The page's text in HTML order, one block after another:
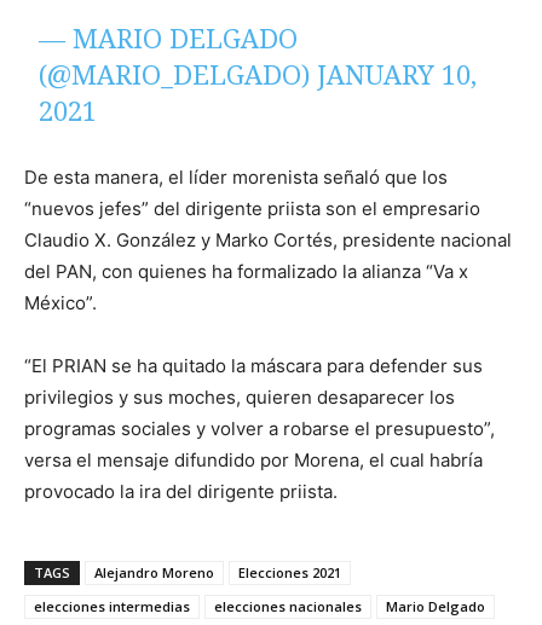
— MARIO DELGADO
(@MARIO_DELGADO) JANUARY 10,
2021
De esta manera, el líder morenista señaló que los
“nuevos jefes” del dirigente priista son el empresario
Claudio X. González y Marko Cortés, presidente nacional
del PAN, con quienes ha formalizado la alianza “Va x
México”.
“El PRIAN se ha quitado la máscara para defender sus
privilegios y sus moches, quieren desaparecer los
programas sociales y volver a robarse el presupuesto”,
versa el mensaje difundido por Morena, el cual habría
provocado la ira del dirigente priista.
TAGS Alejandro Moreno
Elecciones 2021
elecciones intermedias
elecciones nacionales
Mario Delgado